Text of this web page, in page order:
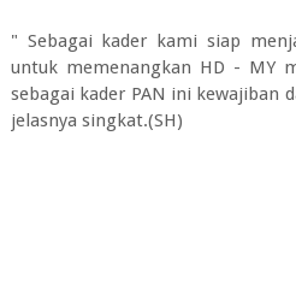
" Sebagai kader kami siap
untuk memenangkan HD - MY
sebagai kader PAN ini kewajiban
jelasnya singkat.(SH)